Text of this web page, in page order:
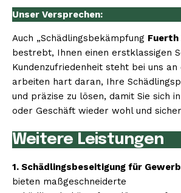
Unser Versprechen:
Auch „Schädlingsbekämpfung Fuerth
bestrebt, Ihnen einen erstklassigen
Kundenzufriedenheit steht bei uns
arbeiten hart daran, Ihre
und präzise zu lösen, damit Sie sich
oder Geschäft wieder wohl und
Weitere Leistungen
1. Schädlingsbeseitigung für
bieten maßgeschneiderte